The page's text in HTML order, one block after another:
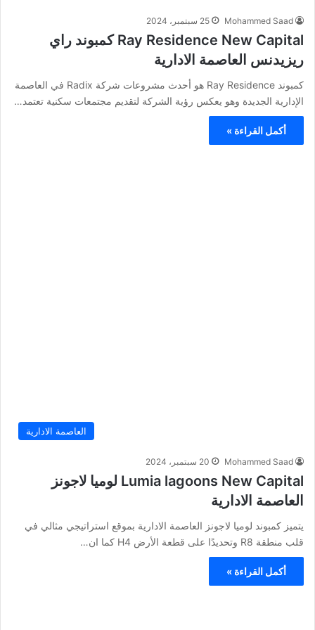
Mohammed Saad 25 سبتمبر، 2024
Ray Residence New Capital كمبوند راي
ريزيدنس العاصمة الادارية
كمبوند Ray Residence هو أحدث مشروعات شركة Radix في العاصمة
الإدارية الجديدة وهو يعكس رؤية الشركة لتقديم مجتمعات سكنية تعتمد…
أكمل القراءة »
العاصمة الادارية
Mohammed Saad 20 سبتمبر، 2024
Lumia lagoons New Capital لوميا لاجونز
العاصمة الادارية
يتميز كمبوند لوميا لاجونز العاصمة الادارية بموقع استراتيجي مثالي في
قلب منطقة R8 وتحديدًا على قطعة الأرض H4 كما ان…
أكمل القراءة »